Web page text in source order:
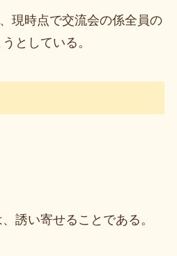
現時点で交流会の係全員の
としている。
い寄せることである。